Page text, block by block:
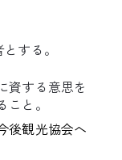
する。
資する意思を
と。
後観光協会へ